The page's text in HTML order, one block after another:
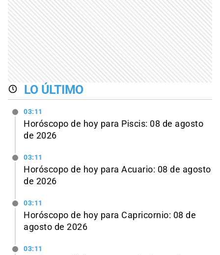
LO ÚLTIMO
03:11
Horóscopo de hoy para Piscis: 08 de agosto
de 2026
03:11
Horóscopo de hoy para Acuario: 08 de agosto
de 2026
03:11
Horóscopo de hoy para Capricornio: 08 de
agosto de 2026
03:11